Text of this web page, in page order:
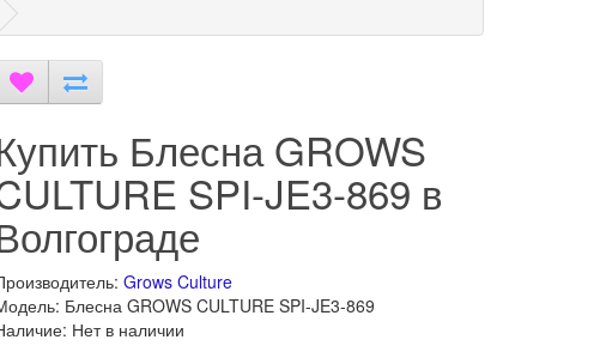
Блесна GROWS
SPI-JE3-869 в
Grows Culture
Блесна GROWS CULTURE SPI-JE3-869
Нет в наличии